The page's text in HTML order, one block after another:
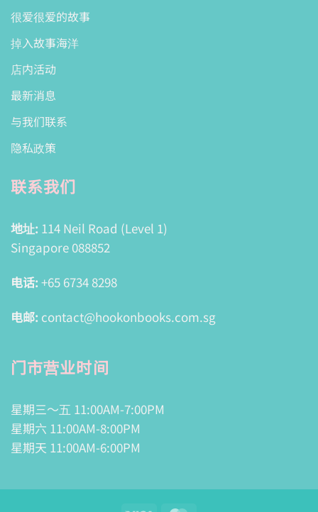
很爱很爱的故事
掉入故事海洋
店内活动
最新消息
与我们联系
隐私政策
联系我们
地址: 114 Neil Road (Level 1)
Singapore 088852
电话: +65 6734 8298
电邮: contact@hookonbooks.com.sg
门市营业时间
星期三～五 11:00AM-7:00PM
星期六 11:00AM-8:00PM
星期天 11:00AM-6:00PM